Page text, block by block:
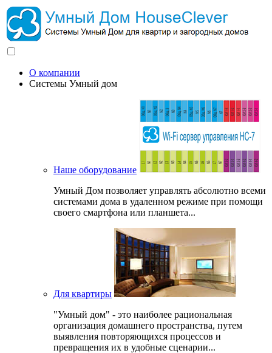
О компании
Системы Умный дом
Наше оборудование
Умный Дом позволяет управлять абсолютно всеми
системами дома в удаленном режиме при помощи
своего смартфона или планшета...
Для квартиры
"Умный дом" - это наиболее рациональная
организация домашнего пространства, путем
выявления повторяющихся процессов и
превращения их в удобные сценарии...